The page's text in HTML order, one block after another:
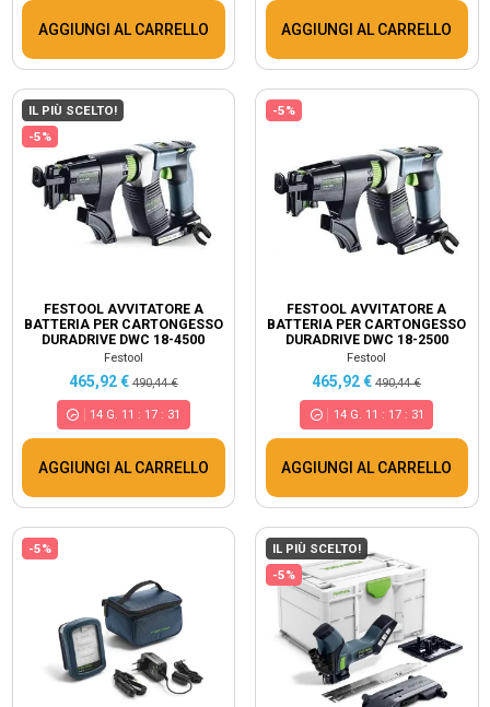
AGGIUNGI AL CARRELLO AGGIUNGI AL CARRELLO
IL PIÙ SCELTO!
-5%
FESTOOL AVVITATORE A
BATTERIA PER CARTONGESSO
DURADRIVE DWC 18-4500
BASIC 576504
Festool
465,92 € 490,44 €
14 G. 11 : 17 : 30
AGGIUNGI AL CARRELLO
-5%
FESTOOL AVVITATORE A
BATTERIA PER CARTONGESSO
DURADRIVE DWC 18-2500
BASIC 576497
Festool
465,92 €490,44 €
14G. 11 : 17: 30
AGGIUNGI AL CARRELLO
-5%
IL PIÙ SCELTO!
-5%